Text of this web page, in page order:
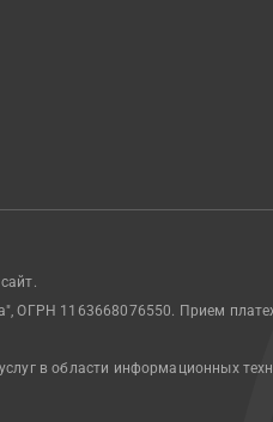
ОГРН 1163668076550. Прием
в области информационных